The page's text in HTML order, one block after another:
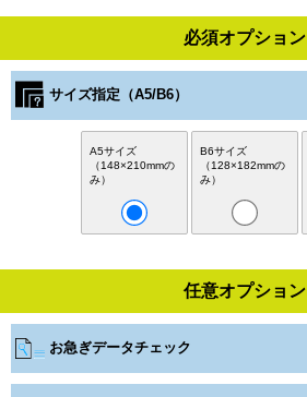
必須オプション
サイズ指定（A5/B6）
A5サイズ
（148×210mmの
み）
B6サイズ
（128×182mmの
み）
任意オプション
お急ぎデータチェック